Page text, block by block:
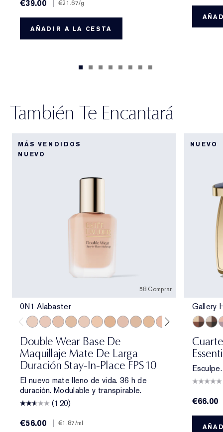
€39.00 €21.67/g
AÑADIR A LA CESTA
También Te Encantará
MÁS VENDIDOS
NUEVO
58 Comprar
0N1 Alabaster
Double Wear Base De
Maquillaje Mate De Larga
Duración Stay-In-Place FPS 10
El nuevo mate lleno de vida. 36 h de
duración. Modulable y transpirable.
(120)
€56.00
€1.87/ml
NUEVO
Gallery
€66.00